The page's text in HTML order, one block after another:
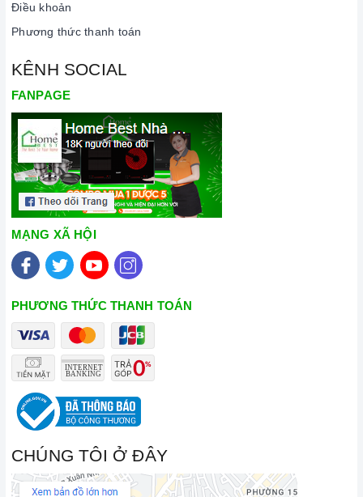
Điều khoản
Phương thức thanh toán
KÊNH SOCIAL
FANPAGE
MẠNG XÃ HỘI
PHƯƠNG THỨC THANH TOÁN
CHÚNG TÔI Ở ĐÂY